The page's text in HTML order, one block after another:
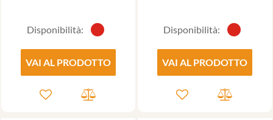
Disponibilità:
VAI AL PRODOTTO
Disponibilità:
VAI AL PRODOTTO